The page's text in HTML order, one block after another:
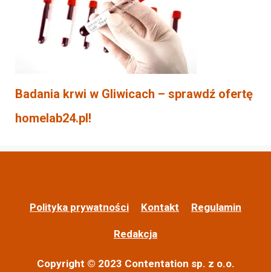
Badania krwi w Gliwicach – sprawdź ofertę
homelab24.pl!
Polityka prywatności Kontakt Regulamin
Redakcja
Copyright © 2023 Contentation sp. z o.o.